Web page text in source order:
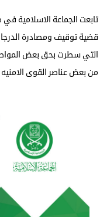
تابعت الجماعة الاسلامية
قضية توقيف ومصادرة
التي سطرت بحق بعض
من بعض عناصر القوى الامنيه